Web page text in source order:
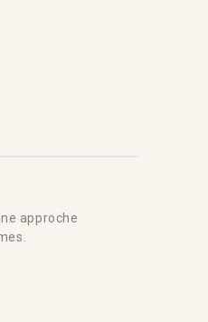
approche